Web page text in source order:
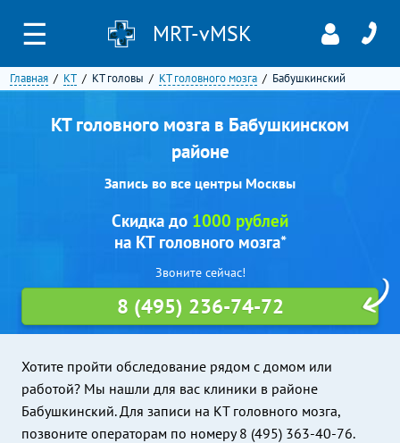
☰ MRT-vMSK
Главная КТ КТ головы КТ головного мозга Бабушкинский
КТ головного мозга в Бабушкинском
районе
Запись во все центры Москвы
Хотите пройти обследование рядом с домом или
работой? Мы нашли для вас клиники в районе
Бабушкинский. Для записи на КТ головного мозга,
позвоните операторам по номеру 8 (495) 363-40-76.
Скидка до 1000 рублей
на КТ головного мозга*
Звоните сейчас!
8 (495) 236-74-72